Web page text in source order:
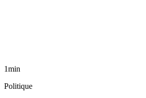
1min
Politique